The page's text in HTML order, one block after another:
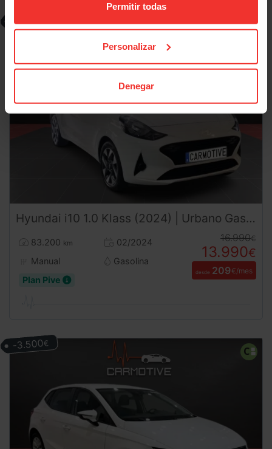
Permitir todas
Personalizar
Denegar
Hyundai i10 1.0 Klass (2024) | Urbano Gasolina | Desde 209€/mes
83.200 km
02/2024
Manual
Gasolina
Plan Pive
16.990€
13.990€
desde 209€/mes
-3.000
-3.500€